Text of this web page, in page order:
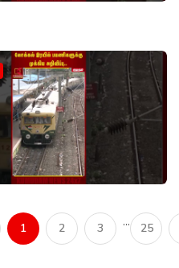
1 2 3 ... 25